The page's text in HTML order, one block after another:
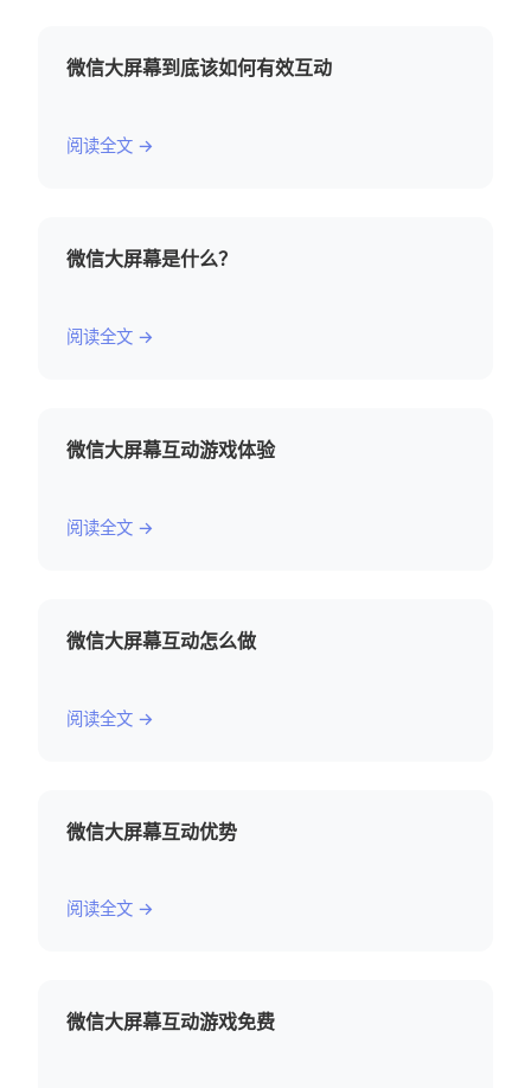
微信大屏幕到底该如何有效互动
阅读全文 →
微信大屏幕是什么？
阅读全文 →
微信大屏幕互动游戏体验
阅读全文 →
微信大屏幕互动怎么做
阅读全文 →
微信大屏幕互动优势
阅读全文 →
微信大屏幕互动游戏免费